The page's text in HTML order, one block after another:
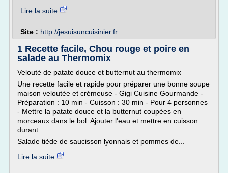
Lire la suite
Site : http://jesuisuncuisinier.fr
1 Recette facile, Chou rouge et poire en
salade au Thermomix
Velouté de patate douce et butternut au thermomix
Une recette facile et rapide pour préparer une bonne soupe
maison veloutée et crémeuse - Gigi Cuisine Gourmande -
Préparation : 10 min - Cuisson : 30 min - Pour 4 personnes
- Mettre la patate douce et la butternut coupées en
morceaux dans le bol. Ajouter l'eau et mettre en cuisson
durant...
Salade tiède de saucisson lyonnais et pommes de...
Lire la suite